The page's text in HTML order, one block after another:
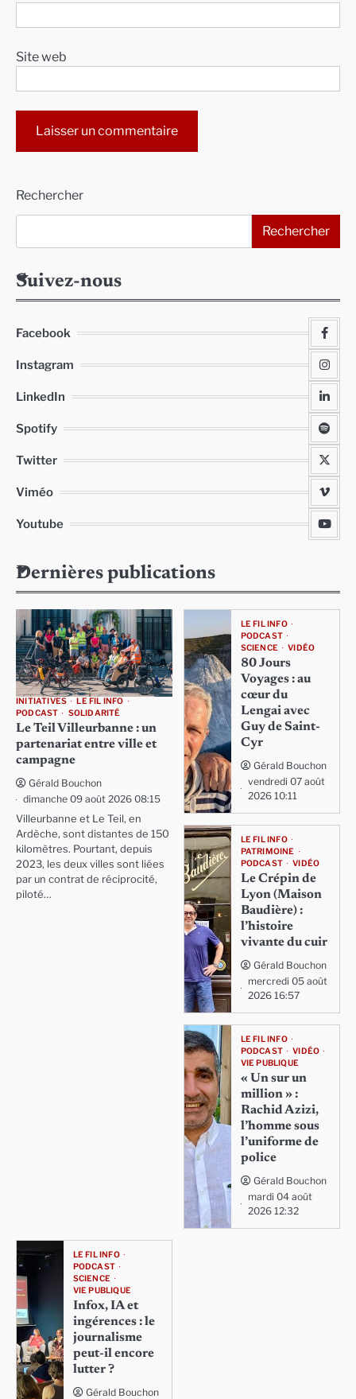
Site web
Rechercher
Rechercher
Suivez-nous
Facebook
Instagram
LinkedIn
Spotify
Twitter
Viméo
Youtube
Dernières publications
INITIATIVES
LE FIL INFO
PODCAST
SOLIDARITÉ
Le Teil Villeurbanne : un
partenariat entre ville et
campagne
Gérald Bouchon
dimanche 09 août 2026 08:15
Villeurbanne et Le Teil, en
Ardèche, sont distantes de 150
kilomètres. Pourtant, depuis
2023, les deux villes sont liées
par un contrat de réciprocité,
piloté…
LE FIL INFO
PODCAST
SCIENCE
VIDÉO
80 Jours
Voyages : au
cœur du
Lengai avec
Guy de Saint-
Cyr
Gérald Bouchon
vendredi 07 août
2026 10:11
LE FIL INFO
PATRIMOINE
PODCAST
VIDÉO
Le Crépin de
Lyon (Maison
Baudière) :
l’histoire
vivante du cuir
Gérald Bouchon
mercredi 05 août
2026 16:57
LE FIL INFO
PODCAST
VIDÉO
VIE PUBLIQUE
« Un sur un
million » :
Rachid Azizi,
l’homme sous
l’uniforme de
police
Gérald Bouchon
mardi 04 août
2026 12:32
LE FIL INFO
PODCAST
SCIENCE
VIE PUBLIQUE
Infox, IA et
ingérences : le
journalisme
peut-il encore
lutter ?
Gérald Bouchon